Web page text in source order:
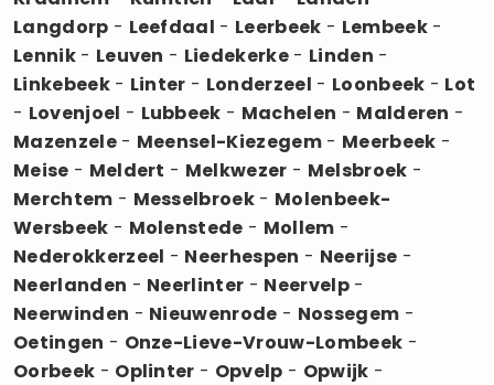
Langdorp - Leefdaal - Leerbeek - Lembeek-
Lennik- Leuven - Liedekerke- Linden -
Linkebeek- Linter - Londerzeel - Loonbeek - Lot
- Lovenjoel - Lubbeek - Machelen - Malderen -
Mazenzele- Meensel-Kiezegem- Meerbeek -
Meise - Meldert - Melkwezer - Melsbroek -
Merchtem - Messelbroek - Molenbeek-
Wersbeek - Molenstede - Mollem -
Nederokkerzeel - Neerhespen - Neerijse -
Neerlanden - Neerlinter - Neervelp-
Neerwinden - Nieuwenrode - Nossegem -
Oetingen - Onze-Lieve-Vrouw-Lombeek -
Oorbeek - Oplinter - Opvelp - Opwijk -